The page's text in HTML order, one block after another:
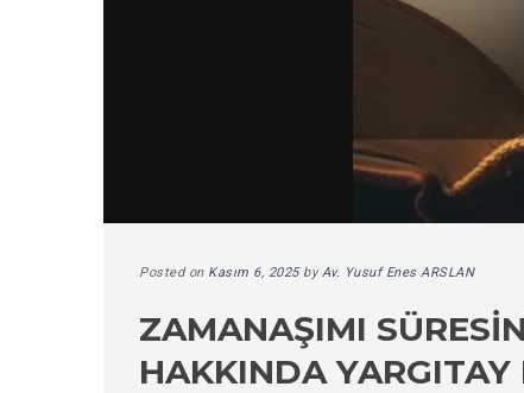
Posted on Kasım 6, 2025byAv. Yusuf Enes ARSLAN
ZAMANAŞIMI
HAKKINDA YARGITAY